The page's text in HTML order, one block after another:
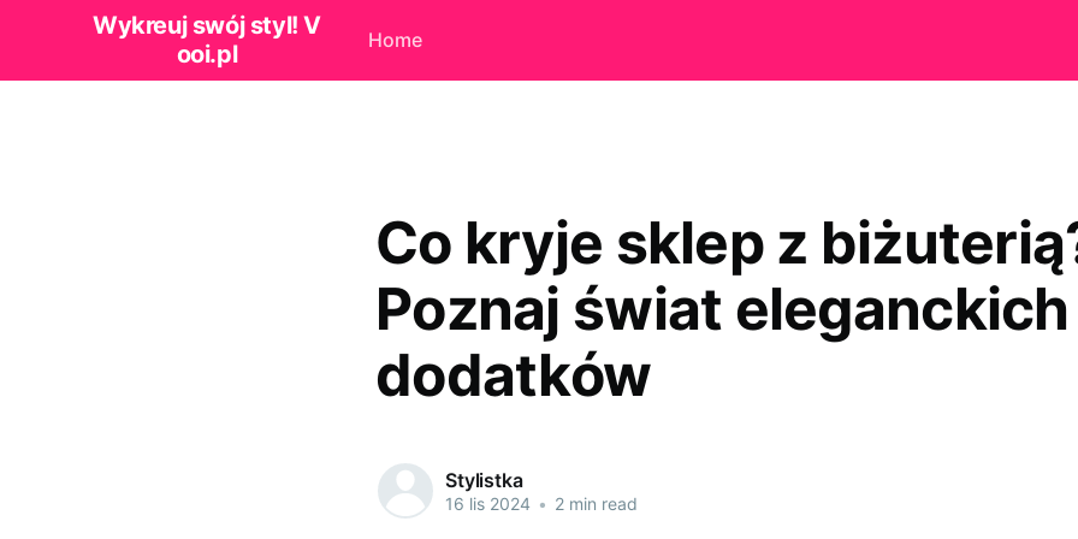
Wykreuj swój styl! V
ooi.pl
Home
Co kryje sklep z
Poznaj świat eleganckich
dodatków
Stylistka
16 lis 2024 • 2 min read